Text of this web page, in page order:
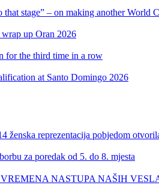
stage” – on making another World
up Oran 2026
for the third time in a row
at Santo Domingo 2026
ženska reprezentacija pobjedom
za poredak od 5. do 8. mjesta
NASTUPA NAŠIH